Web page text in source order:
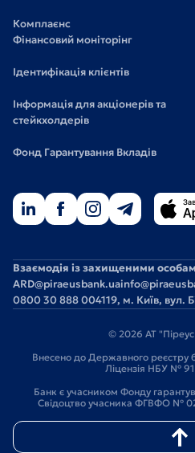
Комплаєнс
Фінансовий моніторінг
Ідентифікація клієнтів
Інформація для акціонерів та
стейкхолдерів
Фонд Гарантування Вкладів
Взаємодія із захищеними
ARD@piraeusbank.ua
0800 30 888 004119, м. Київ, вул.
© 2026 АТ
Внесено до Державного реєстру
Ліцензія НБУ № 91
Банк є учасником Фонду
Свідоцтво учасника ФГВФО №